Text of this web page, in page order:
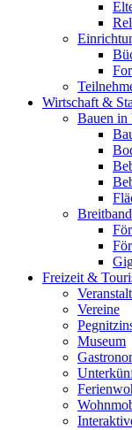
Wirtschaft &
Bauen in
Breitband
Freizeit &
Vereine
Museum